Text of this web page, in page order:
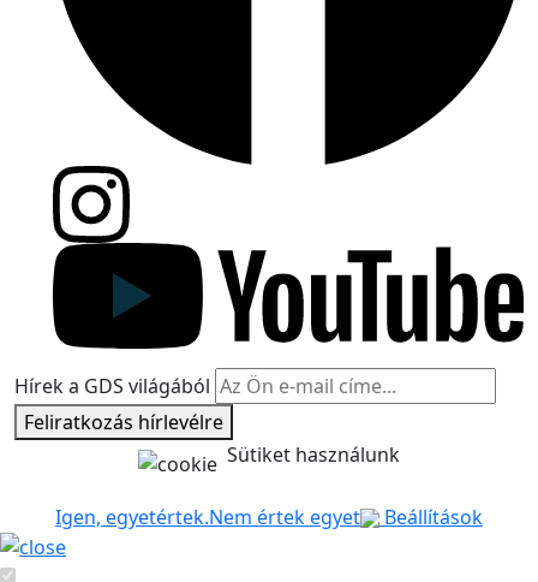
Hírek a GDS világából
Feliratkozás hírlevélre
Sütiket használunk
Igen, egyetértek.Nem értek egyet Beállítások